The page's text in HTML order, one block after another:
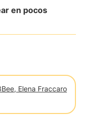
en pocos
Elena Fraccaro